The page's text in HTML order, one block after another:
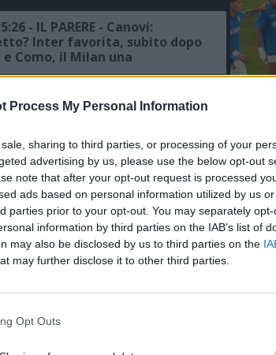
Process My Personal Information
sharing to third parties, or processing of your
advertising by us, please use the below opt-out
note that after your opt-out request is processed
ads based on personal information utilized by us
parties prior to your opt-out. You may separately
information by third parties on the IAB’s list of
may also be disclosed by us to third parties on the
may further disclose it to other third parties.
Opt Outs
- IL PARERE - Canovi:
Inter favorita, subito dopo
Como, il Milan una
- AMICHEVOLE - Chelsea-
ecco le formazioni ufficiali
- MEDIASET - Milan, Leao
più vicino alla permanenza
- DALL'ARGENTINA - Milan,
rossonera per Paredes
- SKY - Milan, Jashari: